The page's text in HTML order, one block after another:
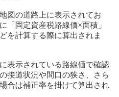
図の道路上に表示されてお
「固定資産税路線価×面積」
を計算する際に算出されま
表示されている路線価で確認
接道状況や間口の狭さ、さら
合は補正率を掛けて算出され